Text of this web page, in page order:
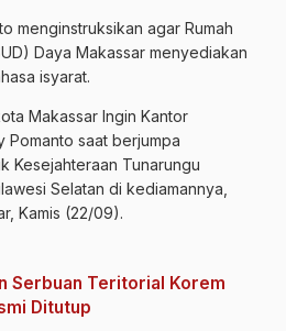
menginstruksikan agar Rumah
Daya Makassar menyediakan
isyarat.
Makassar Ingin Kantor
Pomanto saat berjumpa
Kesejahteraan Tunarungu
Selatan di kediamannya,
Kamis (22/09).
Serbuan Teritorial Korem
Ditutup